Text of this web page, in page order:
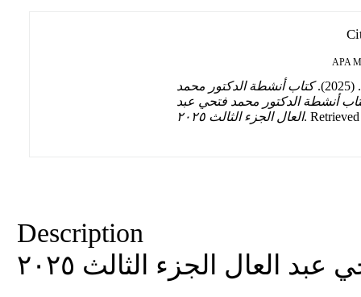
APA
كتاب أنشطة الدكتور محمد
العال الجزء الثالث ٢٠٢٥ : كتاب أنشطة الدكتور محمد فتحي عبد
العال الجزء الثالث ٢٠٢٥.
Description
العال الجزء الثالث ٢٠٢٥